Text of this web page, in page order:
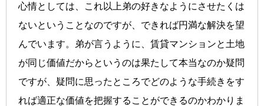
心情としては、これ以上弟の好きなようにさせたくは
ないということなのですが、できれば円満な解決を望
んでいます。弟が言うように、賃貸マンションと土地
が同じ価値だからというのは果たして本当なのか疑問
ですが、疑問に思ったところでどのような手続きをす
れば適正な価値を把握することができるのかわかりま